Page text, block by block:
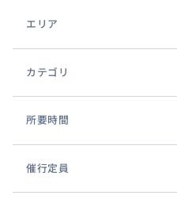
エリア
カテゴリ
所要時間
催行定員